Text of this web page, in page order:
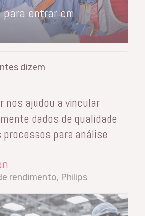
para entrar em
dizem
nos ajudou a vincular
dados de qualidade
processos para análise
rendimento, Philips